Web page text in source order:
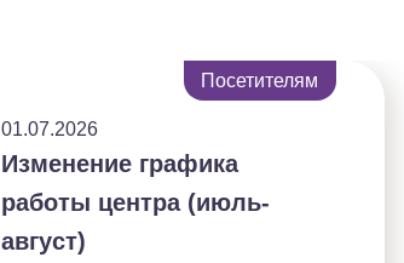
Посетителям
01.07.2026
Изменение графика
работы центра (июль-
август)